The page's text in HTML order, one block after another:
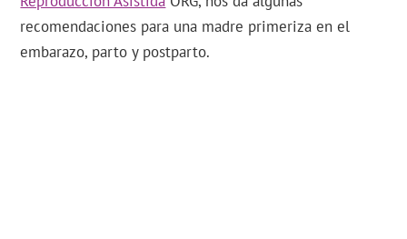
recomendaciones para una madre primeriza en el
embarazo, parto y postparto.